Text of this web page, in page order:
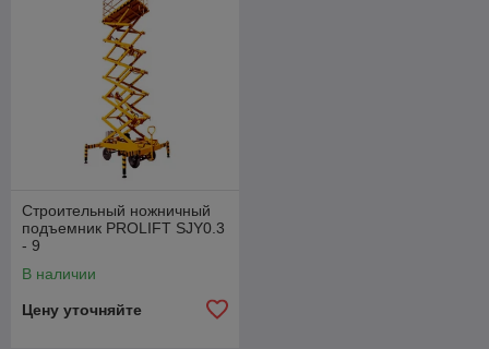
Строительный ножничный
подъемник PROLIFT SJY0.3
- 9
В наличии
Цену уточняйте